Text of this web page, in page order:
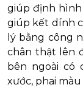
giúp định hình
giúp kết dính
lý bằng công
chân thật lên
bên ngoài có
xước, phai